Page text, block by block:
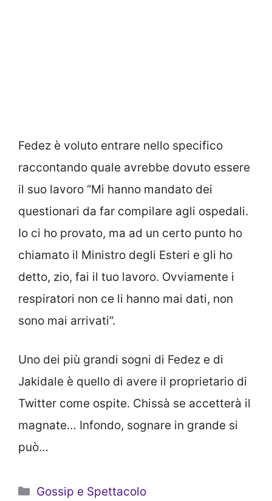
Fedez è voluto entrare nello specifico
raccontando quale avrebbe dovuto essere
il suo lavoro “Mi hanno mandato dei
questionari da far compilare agli ospedali.
Io ci ho provato, ma ad un certo punto ho
chiamato il Ministro degli Esteri e gli ho
detto, zio, fai il tuo lavoro. Ovviamente i
respiratori non ce li hanno mai dati, non
sono mai arrivati”.
Uno dei più grandi sogni di Fedez e di
Jakidale è quello di avere il proprietario di
Twitter come ospite. Chissà se accetterà il
magnate… Infondo, sognare in grande si
può…
Categorie
Gossip e Spettacolo